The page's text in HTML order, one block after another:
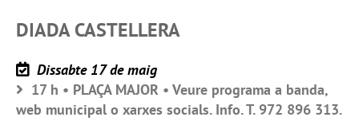
DIADA CASTELLERA
Dissabte 17 de maig
17 h • PLAÇA MAJOR • Veure programa a banda,
web municipal o xarxes socials. Info. T. 972 896 313.